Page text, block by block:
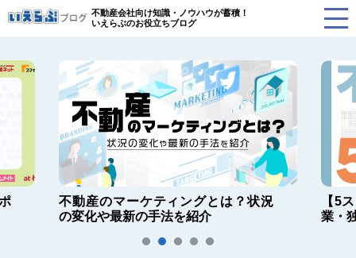
不動産会社向け知識・ノウハウが蓄積！
いえらぶのお役立ちブログ
不動産のマーケティングとは？状況
の変化や最新の手法を紹介
【5
業・